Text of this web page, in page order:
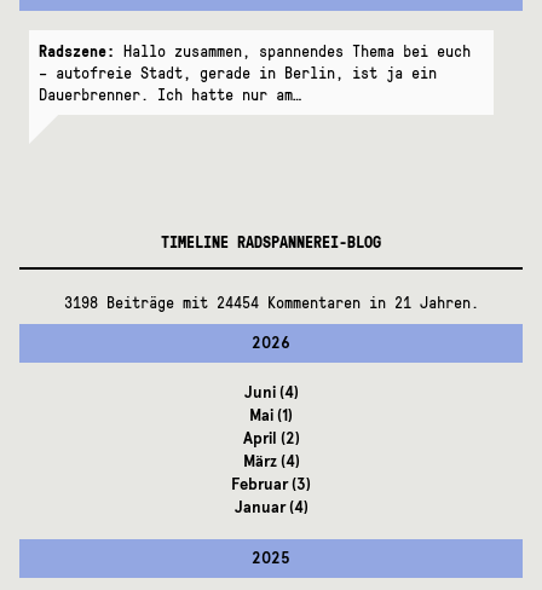
Radszene: Hallo zusammen, spannendes Thema bei euch
– autofreie Stadt, gerade in Berlin, ist ja ein
Dauerbrenner. Ich hatte nur am…
TIMELINE RADSPANNEREI-BLOG
3198 Beiträge mit 24454 Kommentaren in 21 Jahren.
2026
Juni(4)
Mai(1)
April (2)
März(4)
Februar(3)
Januar(4)
2025